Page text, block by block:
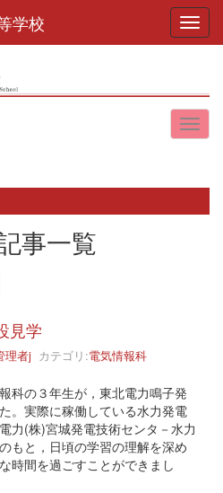
学校
事一覧
見学
理者j カテゴリ:電気情報科
科の３年生が，東北電力鳴子発
。実際に稼働している水力発電
力(株)宮城発電技術センタ－水力
もと，日頃の学習の理解を深め
時間を過ごすことができまし